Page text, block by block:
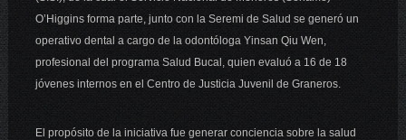
O’Higgins forma parte, junto con la Seremi de Salud se generó un
operativo dental a cargo de la odontóloga Yinsan Qiu Wen,
profesional del programa Salud Bucal, quien evaluó a 16 de 18
jóvenes internos en el Centro de Justicia Juvenil de Graneros.
El propósito de la iniciativa fue generar conciencia sobre la salud